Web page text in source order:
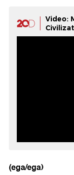
Video:
Anak
(ega/ega)